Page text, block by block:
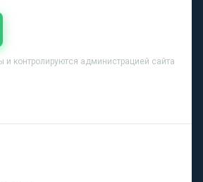
и контролируются администрацией сайта